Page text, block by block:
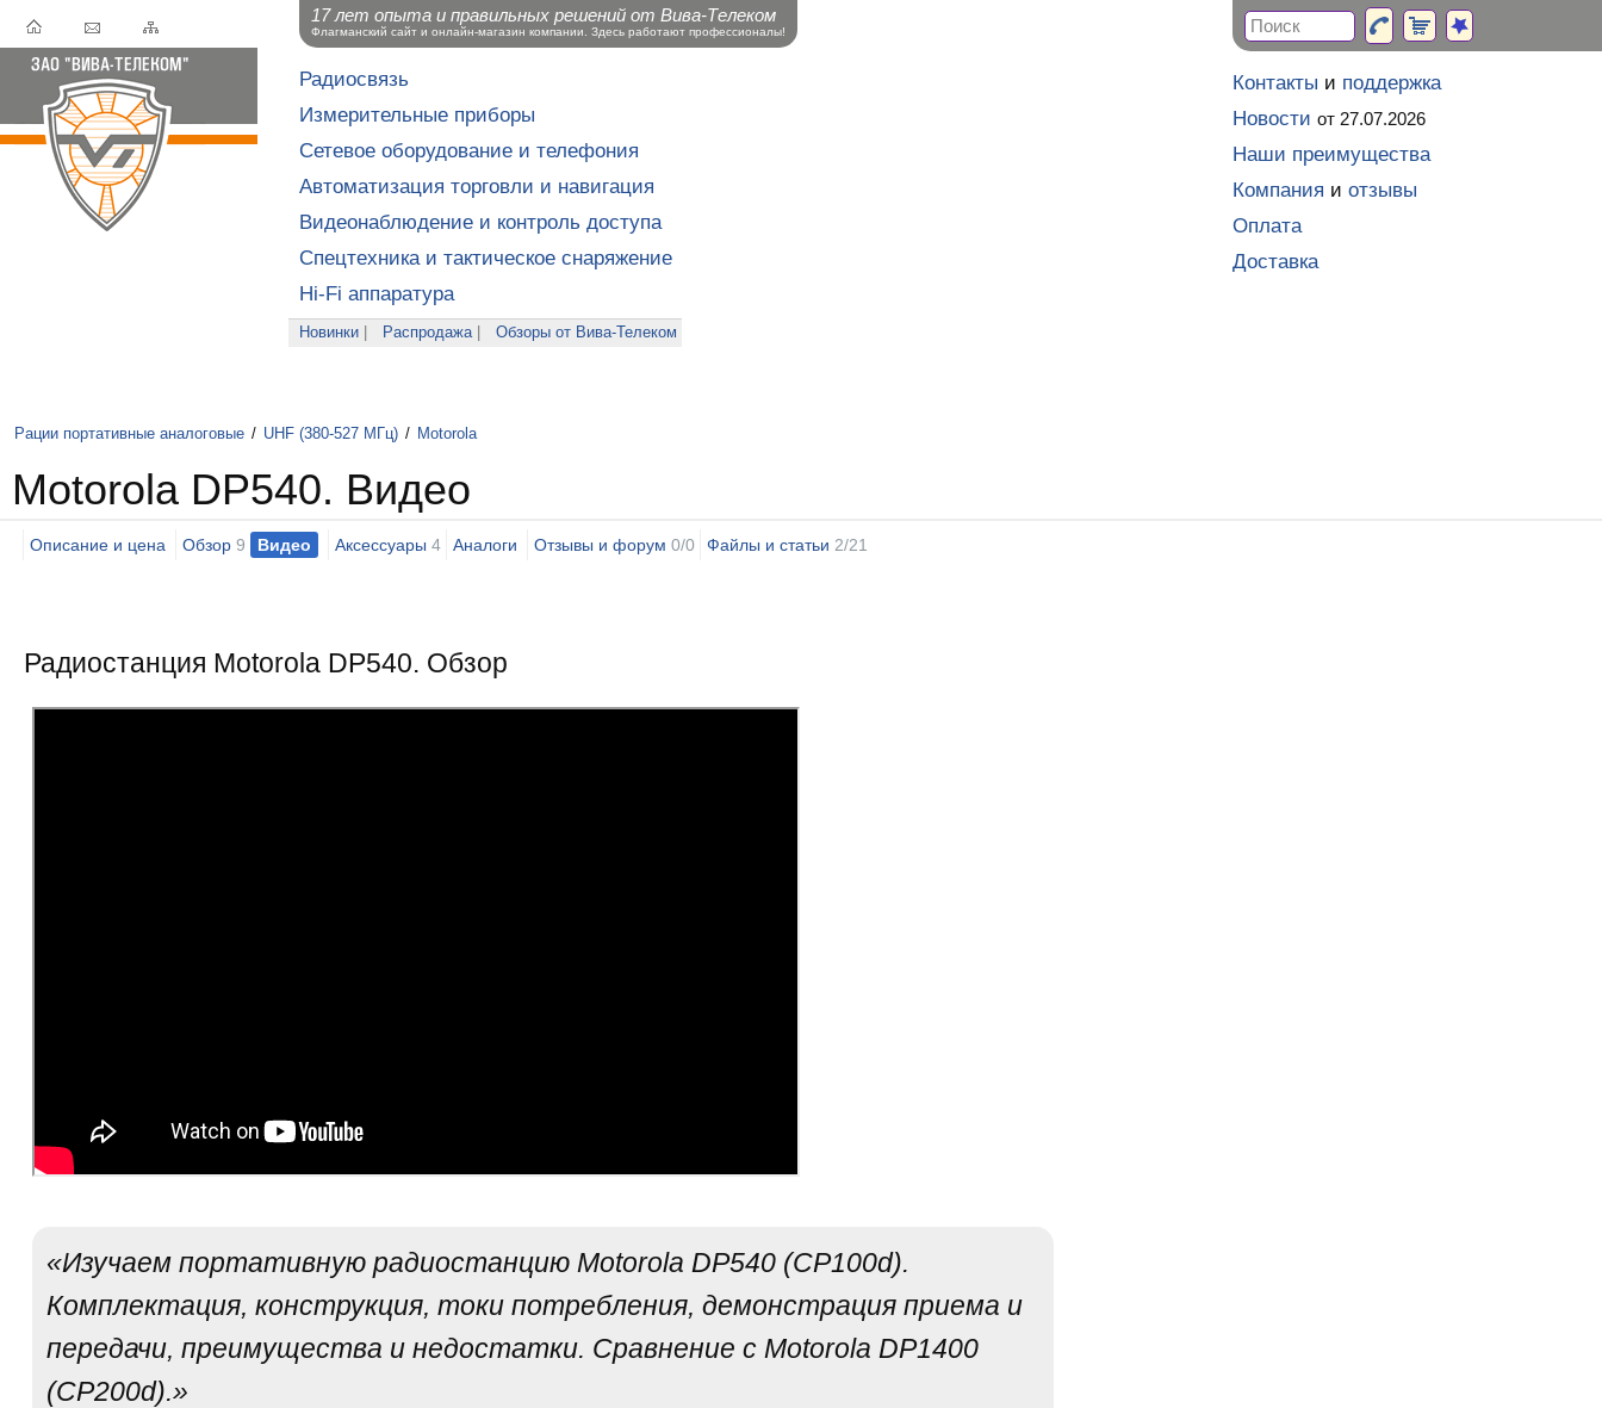
Радиосвязь
Измерительные приборы
Сетевое оборудование и телефония
Автоматизация торговли и навигация
Видеонаблюдение и контроль доступа
Спецтехника и тактическое снаряжение
Hi-Fi аппаратура
Новинки Распродажа| Обзоры от Вива-Телеком
Рации портативные аналоговые / UHF (380-527 МГц) / Motorola
Motorola DP540. Видео
Описание и цена Обзор 9 Видео Аксессуары 4 Аналоги Отзывы и форум 0/0 Файлы и статьи 2/21
Радиостанция Motorola DP540. Обзор
«Изучаем портативную радиостанцию Motorola DP540 (CP100d).
Комплектация, конструкция, токи потребления, демонстрация приема и
передачи, преимущества и недостатки. Сравнение с Motorola DP1400
(CP200d).»
Контакты и поддержка
Новости от 27.07.2026
Наши преимущества
Компания и отзывы
Оплата
Доставка
17 лет опыта и правильных решений от Вива-Телеком
Флагманский сайт и онлайн-магазин компании. Здесь работают профессионалы!